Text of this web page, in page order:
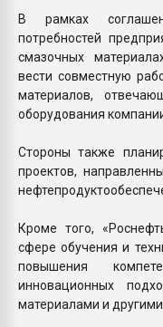
В рамках
потребностей
смазочных
вести совместную
материалов,
оборудования
Стороны также
проектов,
Кроме того,
сфере обучения и
повышения
инновационных
материалами и